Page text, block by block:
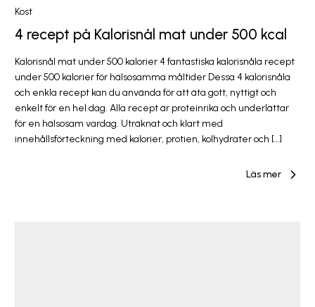
Kost
4 recept på Kalorisnål mat under 500 kcal
Kalorisnål mat under 500 kalorier 4 fantastiska kalorisnåla recept
under 500 kalorier för hälsosamma måltider Dessa 4 kalorisnåla
och enkla recept kan du använda för att äta gott, nyttigt och
enkelt för en hel dag. Alla recept är proteinrika och underlättar
för en hälsosam vardag. Uträknat och klart med
innehållsförteckning med kalorier, protien, kolhydrater och […]
Läs mer